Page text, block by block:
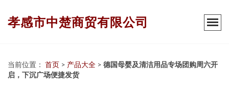
孝感市中楚商贸有限公司
当前位置： 首页 > 产品大全 > 德国母婴及清洁用品专场团购周六开
启，下沉广场便捷发货